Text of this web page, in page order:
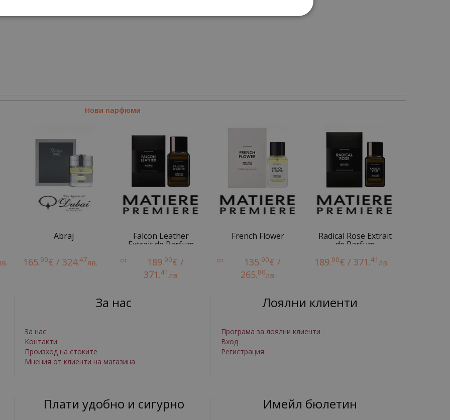
Нови парфюми
Abraj
165.90€ / 324.47лв.
Falcon Leather
Extrait de Parfum
от 189.90€ /
371.41лв.
French Flower
от 135.90€ /
265.80лв.
Radical Rose Extrait
de Parfum
189.90€ / 371.41лв.
За нас
За нас
Контакти
Произход на стоките
Мнения от клиенти на магазина
Лоялни клиенти
Програма за лоялни клиенти
Вход
Регистрация
Плати удобно и сигурно Имейл бюлетин